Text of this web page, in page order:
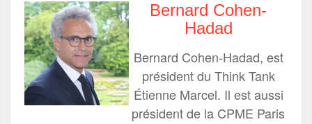
Bernard Cohen-
Hadad
Bernard Cohen-Hadad, est
président du Think Tank
Étienne Marcel. Il est aussi
président de la CPME Paris